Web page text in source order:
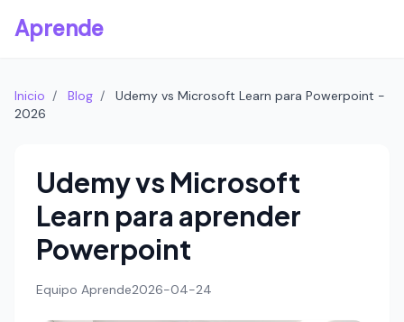
Aprende
Inicio / Blog /
Udemy vs Microsoft Learn para Powerpoint -
2026
Udemy vs Microsoft
Learn para aprender
Powerpoint
Equipo Aprende2026-04-24